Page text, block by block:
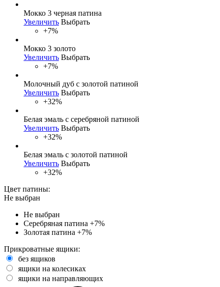
Мокко 3 черная патина
Увеличить Выбрать
+7%
Мокко 3 золото
Увеличить Выбрать
+7%
Молочный дуб с золотой патиной
Увеличить Выбрать
+32%
Белая эмаль с серебряной патиной
Увеличить Выбрать
+32%
Белая эмаль с золотой патиной
Увеличить Выбрать
+32%
Цвет патины:
Не выбран
Не выбран
Серебряная патина +7%
Золотая патина +7%
Прикроватные ящики:
без ящиков
ящики на колесиках
ящики на направляющих